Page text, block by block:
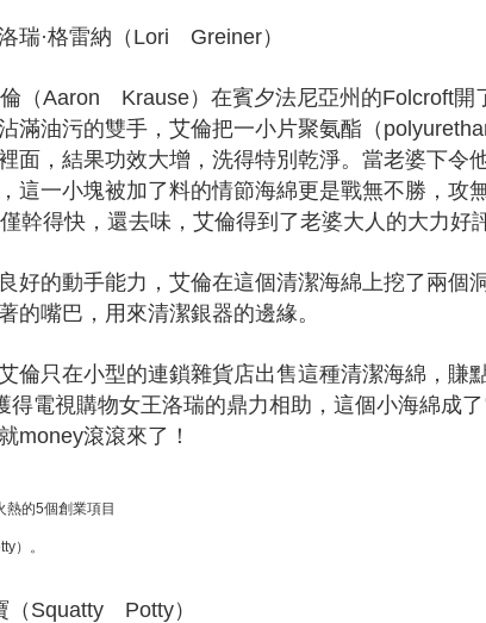
創
創
網
網
價
講
·格雷納（Lori Greiner）
Aaron Krause）在賓夕法尼亞州的Folcroft開
滿油污的雙手，艾倫把一小片聚氨酯（
面，結果功效大增，洗得特別乾淨。當老婆下令
這一小塊被加了料的情節海綿更是戰無不勝，攻
幹得快，還去味，艾倫得到了老婆大人的大力好
的動手能力，艾倫在這個清潔海綿上挖了兩個洞
的嘴巴，用來清潔銀器的邊緣。
只在小型的連鎖雜貨店出售這種清潔海綿，賺
得電視購物女王洛瑞的鼎力相助，這個小海綿成
就money滾滾來了！
）。
Squatty Potty）